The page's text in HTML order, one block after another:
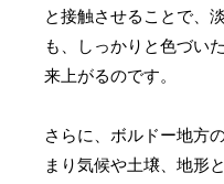
と接触させることで、
も、しっかりと色づい
来上がるのです。
さらに、ボルドー地方
まり気候や土壌、地形